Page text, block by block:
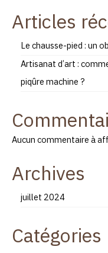
Articles
Le chausse-pied : un
Artisanat d’art :
piqûre machine ?
Aucun commentaire à
Archives
juillet 2024
Catégories